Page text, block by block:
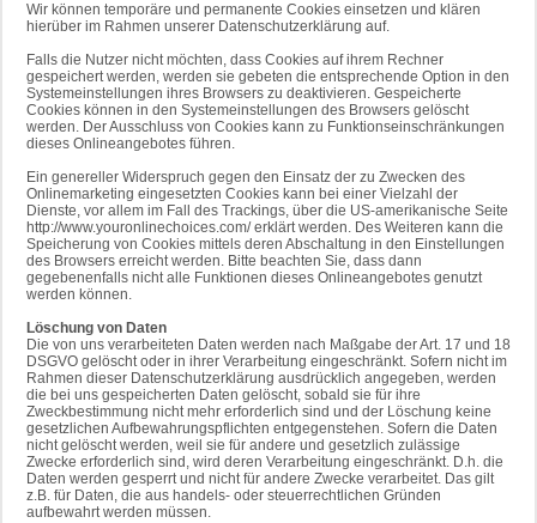
Wir können temporäre und permanente Cookies einsetzen und klären
hierüber im Rahmen unserer Datenschutzerklärung auf.
Falls die Nutzer nicht möchten, dass Cookies auf ihrem Rechner
gespeichert werden, werden sie gebeten die entsprechende Option in den
Systemeinstellungen ihres Browsers zu deaktivieren. Gespeicherte
Cookies können in den Systemeinstellungen des Browsers gelöscht
werden. Der Ausschluss von Cookies kann zu Funktionseinschränkungen
dieses Onlineangebotes führen.
Ein genereller Widerspruch gegen den Einsatz der zu Zwecken des
Onlinemarketing eingesetzten Cookies kann bei einer Vielzahl der
Dienste, vor allem im Fall des Trackings, über die US-amerikanische Seite
http://www.youronlinechoices.com/ erklärt werden. Des Weiteren kann die
Speicherung von Cookies mittels deren Abschaltung in den Einstellungen
des Browsers erreicht werden. Bitte beachten Sie, dass dann
gegebenenfalls nicht alle Funktionen dieses Onlineangebotes genutzt
werden können.
Löschung von Daten
Die von uns verarbeiteten Daten werden nach Maßgabe der Art. 17 und 18
DSGVO gelöscht oder in ihrer Verarbeitung eingeschränkt. Sofern nicht im
Rahmen dieser Datenschutzerklärung ausdrücklich angegeben, werden
die bei uns gespeicherten Daten gelöscht, sobald sie für ihre
Zweckbestimmung nicht mehr erforderlich sind und der Löschung keine
gesetzlichen Aufbewahrungspflichten entgegenstehen. Sofern die Daten
nicht gelöscht werden, weil sie für andere und gesetzlich zulässige
Zwecke erforderlich sind, wird deren Verarbeitung eingeschränkt. D.h. die
Daten werden gesperrt und nicht für andere Zwecke verarbeitet. Das gilt
z.B. für Daten, die aus handels- oder steuerrechtlichen Gründen
aufbewahrt werden müssen.